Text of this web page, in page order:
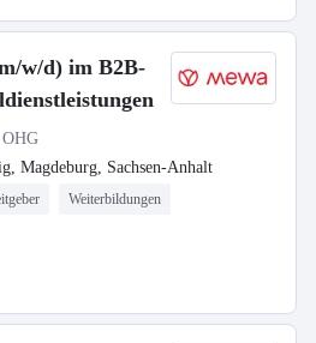
w/d) im B2B-
Magdeburg, Sachsen-Anhalt
Weiterbildungen